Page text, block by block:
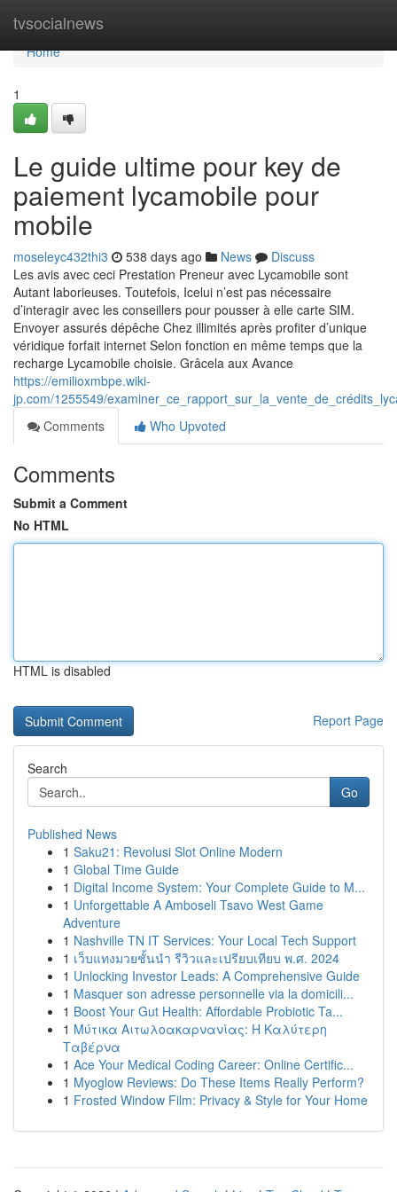
tvsocialnews
Home
Home
1
Le guide ultime pour key de
paiement lycamobile pour
mobile
moseleyc432thi3 538 days ago News
Discuss
Les avis avec ceci Prestation Preneur avec Lycamobile sont
Autant laborieuses. Toutefois, Icelui n’est pas nécessaire
d’interagir avec les conseillers pour pousser à elle carte SIM.
Envoyer assurés dépêche Chez illimités après profiter d’unique
véridique forfait internet Selon fonction en même temps que la
recharge Lycamobile choisie. Grâcela aux Avance
https://emilioxmbpe.wiki-
jp.com/1255549/
Comments
Who Upvoted
Comments
Submit a Comment
No HTML
HTML is disabled
Report Page
Search
Go
Published News
1 Saku21: Revolusi Slot Online Modern
1 Global Time Guide
1 Digital Income System: Your Complete Guide to M...
1 Unforgettable A Amboseli Tsavo West Game
Adventure
1 Nashville TN IT Services: Your Local Tech Support
1 เว็บแทงมวยชั้นนำ รีวิวและเปรียบเทียบ พ.ศ. 2024
1 Unlocking Investor Leads: A Comprehensive Guide
1 Masquer son adresse personnelle via la domicili...
1 Boost Your Gut Health: Affordable Probiotic Ta...
1 Μύτικα Αιτωλοακαρνανίας: Η Καλύτερη
Ταβέρνα
1 Ace Your Medical Coding Career: Online Certific...
1 Myoglow Reviews: Do These Items Really Perform?
1 Frosted Window Film: Privacy & Style for Your Home